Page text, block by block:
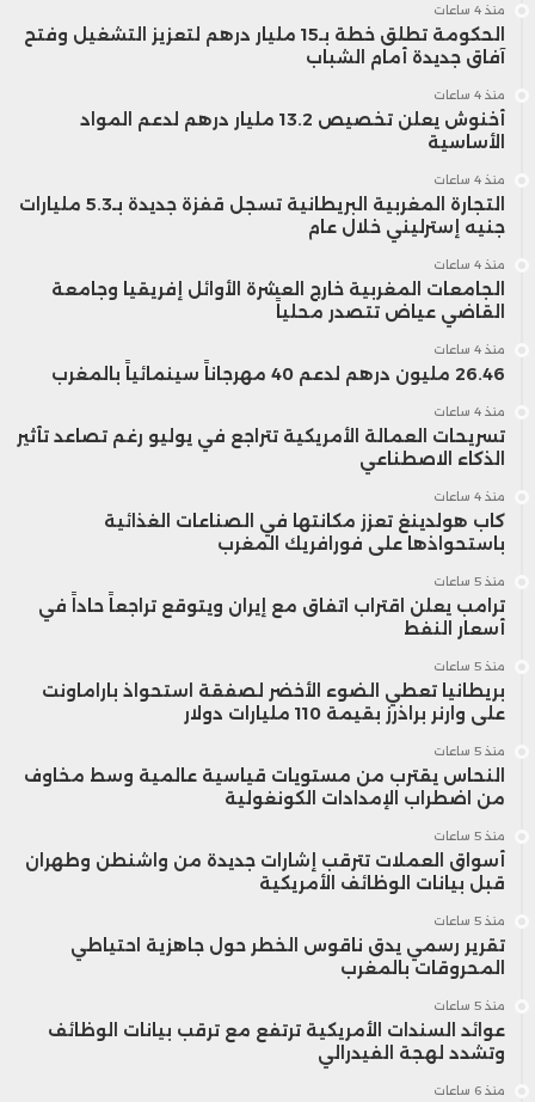
منذ 4 ساعات
الحكومة تطلق خطة بـ15 مليار درهم لتعزيز التشغيل وفتح
آفاق جديدة أمام الشباب
منذ 4 ساعات
أخنوش يعلن تخصيص 13.2 مليار درهم لدعم المواد
الأساسية
منذ 4 ساعات
التجارة المغربية البريطانية تسجل قفزة جديدة بـ5.3 مليارات
جنيه إسترليني خلال عام
منذ 4 ساعات
الجامعات المغربية خارج العشرة الأوائل إفريقيا وجامعة
القاضي عياض تتصدر محلياً
منذ 4 ساعات
26.46 مليون درهم لدعم 40 مهرجاناً سينمائياً بالمغرب
منذ 4 ساعات
تسريحات العمالة الأمريكية تتراجع في يوليو رغم تصاعد تأثير
الذكاء الاصطناعي
منذ 4 ساعات
كاب هولدينغ تعزز مكانتها في الصناعات الغذائية
باستحواذها على فورافريك المغرب
منذ 5 ساعات
ترامب يعلن اقتراب اتفاق مع إيران ويتوقع تراجعاً حاداً في
أسعار النفط
منذ 5 ساعات
بريطانيا تعطي الضوء الأخضر لصفقة استحواذ باراماونت
على وارنر براذرز بقيمة 110 مليارات دولار
منذ 5 ساعات
النحاس يقترب من مستويات قياسية عالمية وسط مخاوف
من اضطراب الإمدادات الكونغولية
منذ 5 ساعات
أسواق العملات تترقب إشارات جديدة من واشنطن وطهران
قبل بيانات الوظائف الأمريكية
منذ 5 ساعات
تقرير رسمي يدق ناقوس الخطر حول جاهزية احتياطي
المحروقات بالمغرب
منذ 5 ساعات
عوائد السندات الأمريكية ترتفع مع ترقب بيانات الوظائف
وتشدد لهجة الفيدرالي
منذ 6 ساعات